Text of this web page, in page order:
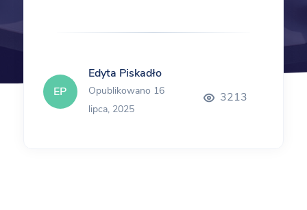
EP
Edyta Piskadło
Opublikowano 16
lipca, 2025
3213